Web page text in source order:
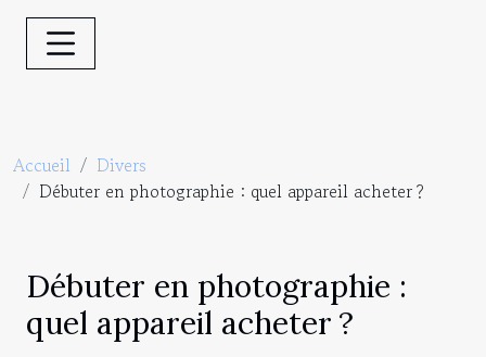
Accueil
Divers
Débuter en photographie : quel appareil acheter ?
Débuter en photographie :
quel appareil acheter ?